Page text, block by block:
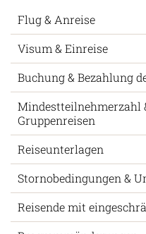
Flug & Anreise
Visum & Einreise
Buchung & Bezahlung
Mindestteilnehmerzahl
Gruppenreisen
Reiseunterlagen
Stornobedingungen &
Reisende mit